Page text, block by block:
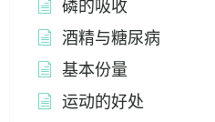
磷的吸收
酒精与糖尿病
基本份量
运动的好处